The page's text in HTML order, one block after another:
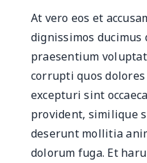
At vero eos et
dignissimos
praesentium
corrupti quos
excepturi sint
provident, similique
deserunt mollitia
dolorum fuga. Et